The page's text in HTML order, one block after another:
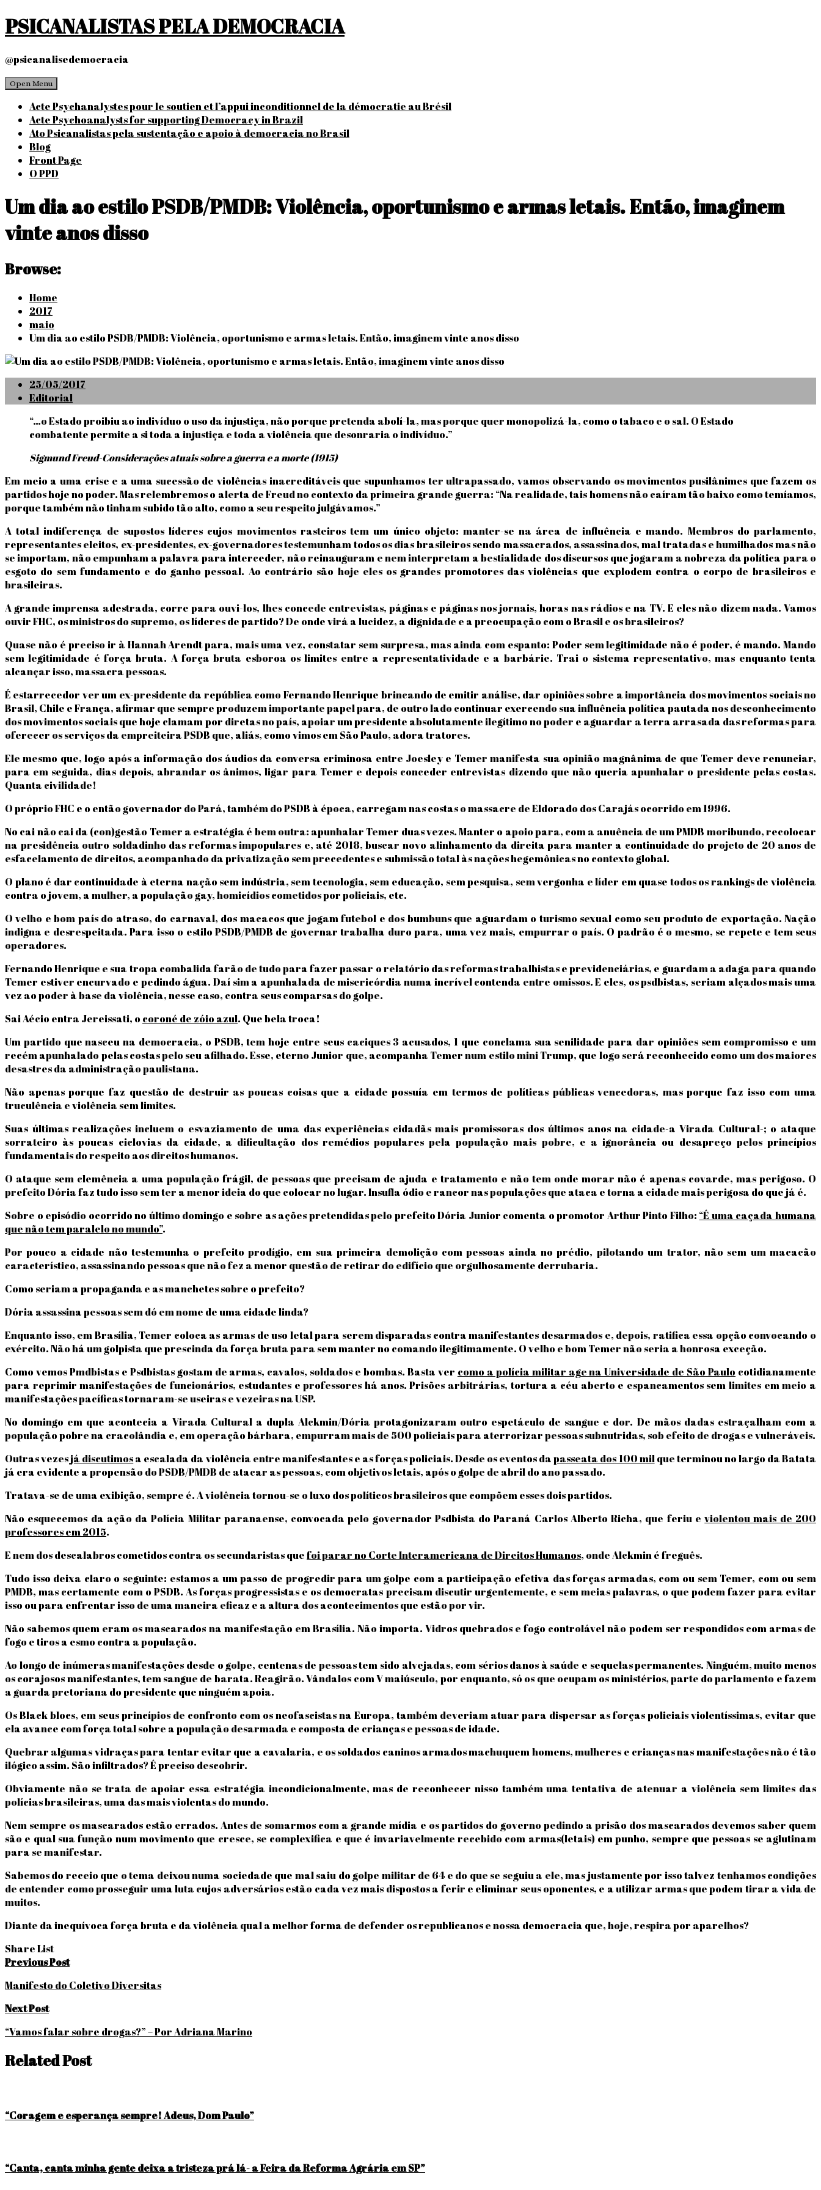
Skip
to
PSICANALISTAS PELA DEMOCRACIA
@psicanalisedemocracia
Open Menu
Acte Psychanalystes pour le soutien et l’appui inconditionnel de la démocratie au Brésil
Acte Psychoanalysts for supporting Democracy in Brazil
Ato Psicanalistas pela sustentação e apoio à democracia no Brasil
Blog
Front Page
O PPD
Um dia ao estilo PSDB/PMDB: Violência, oportunismo e armas letais. Então, imaginem
vinte anos disso
Browse:
Home
2017
maio
Um dia ao estilo PSDB/PMDB: Violência, oportunismo e armas letais. Então, imaginem vinte anos disso
Posted
on
25/05/2017
Editorial
“…o Estado proibiu ao indivíduo o uso da injustiça, não porque pretenda abolí-la, mas porque quer monopolizá-la, como o tabaco e o sal. O Estado
combatente permite a si toda a injustiça e toda a violência que desonraria o indivíduo.”
Sigmund Freud-Considerações atuais sobre a guerra e a morte (1915)
Em meio a uma crise e a uma sucessão de violências inacreditáveis que supunhamos ter ultrapassado, vamos observando os movimentos pusilânimes que fazem os
partidos hoje no poder. Mas relembremos o alerta de Freud no contexto da primeira grande guerra: “Na realidade, tais homens não caíram tão baixo como temíamos,
porque também não tinham subido tão alto, como a seu respeito julgávamos.”
A total indiferença de supostos líderes cujos movimentos rasteiros tem um único objeto: manter-se na área de influência e mando. Membros do parlamento,
representantes eleitos, ex-presidentes, ex-governadores testemunham todos os dias brasileiros sendo massacrados, assassinados, mal tratadas e humilhados mas não
se importam, não empunham a palavra para interceder, não reinauguram e nem interpretam a bestialidade dos discursos que jogaram a nobreza da política para o
esgoto do sem fundamento e do ganho pessoal. Ao contrário são hoje eles os grandes promotores das violências que explodem contra o corpo de brasileiros e
brasileiras.
A grande imprensa adestrada, corre para ouvi-los, lhes concede entrevistas, páginas e páginas nos jornais, horas nas rádios e na TV. E eles não dizem nada. Vamos
ouvir FHC, os ministros do supremo, os líderes de partido? De onde virá a lucidez, a dignidade e a preocupação com o Brasil e os brasileiros?
Quase não é preciso ir à Hannah Arendt para, mais uma vez, constatar sem surpresa, mas ainda com espanto: Poder sem legitimidade não é poder, é mando. Mando
sem legitimidade é força bruta. A força bruta esboroa os limites entre a representatividade e a barbárie. Trai o sistema representativo, mas enquanto tenta
alcançar isso, massacra pessoas.
É estarrecedor ver um ex-presidente da república como Fernando Henrique brincando de emitir análise, dar opiniões sobre a importância dos movimentos sociais no
Brasil, Chile e França, afirmar que sempre produzem importante papel para, de outro lado continuar exercendo sua influência política pautada nos desconhecimento
dos movimentos sociais que hoje clamam por diretas no país, apoiar um presidente absolutamente ilegítimo no poder e aguardar a terra arrasada das reformas para
oferecer os serviços da empreiteira PSDB que, aliás, como vimos em São Paulo, adora tratores.
Ele mesmo que, logo após a informação dos áudios da conversa criminosa entre Joesley e Temer manifesta sua opinião magnânima de que Temer deve renunciar,
para em seguida, dias depois, abrandar os ânimos, ligar para Temer e depois conceder entrevistas dizendo que não queria apunhalar o presidente pelas costas.
Quanta civilidade!
O próprio FHC e o então governador do Pará, também do PSDB à época, carregam nas costas o massacre de Eldorado dos Carajás ocorrido em 1996.
No cai não cai da (con)gestão Temer a estratégia é bem outra: apunhalar Temer duas vezes. Manter o apoio para, com a anuência de um PMDB moribundo, recolocar
na presidência outro soldadinho das reformas impopulares e, até 2018, buscar novo alinhamento da direita para manter a continuidade do projeto de 20 anos de
esfacelamento de direitos, acompanhado da privatização sem precedentes e submissão total às nações hegemônicas no contexto global.
O plano é dar continuidade à eterna nação sem indústria, sem tecnologia, sem educação, sem pesquisa, sem vergonha e líder em quase todos os rankings de violência
contra o jovem, a mulher, a população gay, homicídios cometidos por policiais, etc.
O velho e bom país do atraso, do carnaval, dos macacos que jogam futebol e dos bumbuns que aguardam o turismo sexual como seu produto de exportação. Nação
indigna e desrespeitada. Para isso o estilo PSDB/PMDB de governar trabalha duro para, uma vez mais, empurrar o país. O padrão é o mesmo, se repete e tem seus
operadores.
Fernando Henrique e sua tropa combalida farão de tudo para fazer passar o relatório das reformas trabalhistas e previdenciárias, e guardam a adaga para quando
Temer estiver encurvado e pedindo água. Daí sim a apunhalada de misericórdia numa incrível contenda entre omissos. E eles, os psdbistas, seriam alçados mais uma
vez ao poder à base da violência, nesse caso, contra seus comparsas do golpe.
Sai Aécio entra Jereissati, o coroné de zóio azul. Que bela troca!
Um partido que nasceu na democracia, o PSDB, tem hoje entre seus caciques 3 acusados, 1 que conclama sua senilidade para dar opiniões sem compromisso e um
recém apunhalado pelas costas pelo seu afilhado. Esse, eterno Junior que, acompanha Temer num estilo mini Trump, que logo será reconhecido como um dos maiores
desastres da administração paulistana.
Não apenas porque faz questão de destruir as poucas coisas que a cidade possuía em termos de políticas públicas vencedoras, mas porque faz isso com uma
truculência e violência sem limites.
Suas últimas realizações incluem o esvaziamento de uma das experiências cidadãs mais promissoras dos últimos anos na cidade-a Virada Cultural-; o ataque
sorrateiro às poucas ciclovias da cidade, a dificultação dos remédios populares pela população mais pobre, e a ignorância ou desapreço pelos princípios
fundamentais do respeito aos direitos humanos.
O ataque sem clemência a uma população frágil, de pessoas que precisam de ajuda e tratamento e não tem onde morar não é apenas covarde, mas perigoso. O
prefeito Dória faz tudo isso sem ter a menor ideia do que colocar no lugar. Insufla ódio e rancor nas populações que ataca e torna a cidade mais perigosa do que já é.
Sobre o episódio ocorrido no último domingo e sobre as ações pretendidas pelo prefeito Dória Junior comenta o promotor Arthur Pinto Filho: “É uma caçada humana
que não tem paralelo no mundo”.
Por pouco a cidade não testemunha o prefeito prodígio, em sua primeira demolição com pessoas ainda no prédio, pilotando um trator, não sem um macacão
característico, assassinando pessoas que não fez a menor questão de retirar do edifício que orgulhosamente derrubaria.
Como seriam a propaganda e as manchetes sobre o prefeito?
Dória assassina pessoas sem dó em nome de uma cidade linda?
Enquanto isso, em Brasília, Temer coloca as armas de uso letal para serem disparadas contra manifestantes desarmados e, depois, ratifica essa opção convocando o
exército. Não há um golpista que prescinda da força bruta para sem manter no comando ilegitimamente. O velho e bom Temer não seria a honrosa exceção.
Como vemos Pmdbistas e Psdbistas gostam de armas, cavalos, soldados e bombas. Basta ver como a polícia militar age na Universidade de São Paulo cotidianamente
para reprimir manifestações de funcionários, estudantes e professores há anos. Prisões arbitrárias, tortura a céu aberto e espancamentos sem limites em meio a
manifestações pacíficas tornaram-se useiras e vezeiras na USP.
No domingo em que acontecia a Virada Cultural a dupla Alckmin/Dória protagonizaram outro espetáculo de sangue e dor. De mãos dadas estraçalham com a
população pobre na cracolândia e, em operação bárbara, empurram mais de 500 policiais para aterrorizar pessoas subnutridas, sob efeito de drogas e vulneráveis.
Outras vezesjá discutimosa escalada da violência entre manifestantes e as forças policiais. Desde os eventos dapasseata dos 100 milque terminou no largo da Batata
já era evidente a propensão do PSDB/PMDB de atacar as pessoas, com objetivos letais, após o golpe de abril do ano passado.
Tratava-se de uma exibição, sempre é. A violência tornou-se o luxo dos políticos brasileiros que compõem esses dois partidos.
Não esquecemos da ação da Polícia Militar paranaense, convocada pelo governador Psdbista do Paraná Carlos Alberto Richa, que feriu eviolentou mais de 200
professores em 2015.
E nem dos descalabros cometidos contra os secundaristas quefoi parar no Corte Interamericana de Direitos Humanos, onde Alckmin é freguês.
Tudo isso deixa claro o seguinte: estamos a um passo de progredir para um golpe com a participação efetiva das forças armadas, com ou sem Temer, com ou sem
PMDB, mas certamente com o PSDB. As forças progressistas e os democratas precisam discutir urgentemente, e sem meias palavras, o que podem fazer para evitar
isso ou para enfrentar isso de uma maneira eficaz e a altura dos acontecimentos que estão por vir.
Não sabemos quem eram os mascarados na manifestação em Brasília. Não importa. Vidros quebrados e fogo controlável não podem ser respondidos com armas de
fogo e tiros a esmo contra a população.
Ao longo de inúmeras manifestações desde o golpe, centenas de pessoas tem sido alvejadas, com sérios danos à saúde e sequelas permanentes. Ninguém, muito menos
os corajosos manifestantes, tem sangue de barata. Reagirão. Vândalos com V maiúsculo, por enquanto, só os que ocupam os ministérios, parte do parlamento e fazem
a guarda pretoriana do presidente que ninguém apoia.
Os Black blocs, em seus princípios de confronto com os neofascistas na Europa, também deveriam atuar para dispersar as forças policiais violentíssimas, evitar que
ela avance com força total sobre a população desarmada e composta de crianças e pessoas de idade.
Quebrar algumas vidraças para tentar evitar que a cavalaria, e os soldados caninos armados machuquem homens, mulheres e crianças nas manifestações não é tão
ilógico assim. São infiltrados? É preciso descobrir.
Obviamente não se trata de apoiar essa estratégia incondicionalmente, mas de reconhecer nisso também uma tentativa de atenuar a violência sem limites das
polícias brasileiras, uma das mais violentas do mundo.
Nem sempre os mascarados estão errados. Antes de somarmos com a grande mídia e os partidos do governo pedindo a prisão dos mascarados devemos saber quem
são e qual sua função num movimento que cresce, se complexifica e que é invariavelmente recebido com armas(letais) em punho, sempre que pessoas se aglutinam
para se manifestar.
Sabemos do receio que o tema deixou numa sociedade que mal saiu do golpe militar de 64 e do que se seguiu a ele, mas justamente por isso talvez tenhamos condições
de entender como prosseguir uma luta cujos adversários estão cada vez mais dispostos a ferir e eliminar seus oponentes, e a utilizar armas que podem tirar a vida de
muitos.
Diante da inequívoca força bruta e da violência qual a melhor forma de defender os republicanos e nossa democracia que, hoje, respira por aparelhos?
Share List
Navegação
de
Post
Previous Post
Manifesto do Coletivo Diversitas
Next Post
“Vamos falar sobre drogas?” – Por Adriana Marino
Related Post
“Coragem e esperança sempre! Adeus, Dom Paulo”
“Canta, canta minha gente deixa a tristeza prá lá- a Feira da Reforma Agrária em SP”